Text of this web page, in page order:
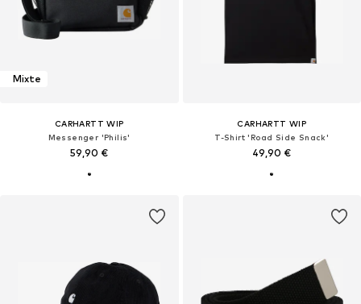
Mixte
CARHARTT WIP
Messenger 'Philis'
59,90 €
CARHARTT WIP
T-Shirt 'Road Side Snack'
49,90 €